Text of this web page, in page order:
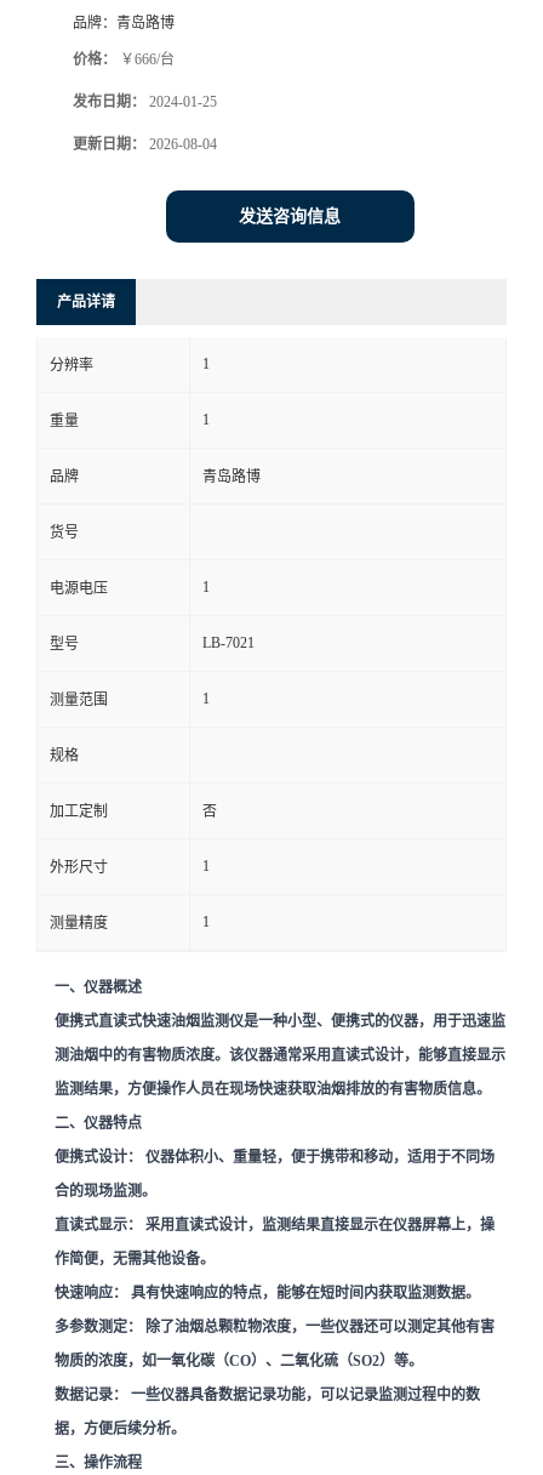
系
方
式
在
线
品牌： 青岛路博
价格： ￥666/台
发布日期： 2024-01-25
更新日期： 2026-08-04
发送咨询信息
产品详请
分辨率 1
重量 1
品牌 青岛路博
货号
电源电压 1
型号 LB-7021
测量范围 1
规格
加工定制 否
外形尺寸 1
测量精度 1
一、仪器概述
便携式直读式快速油烟监测仪是一种小型、便携式的仪器，用于迅速监
测油烟中的有害物质浓度。该仪器通常采用直读式设计，能够直接显示
监测结果，方便操作人员在现场快速获取油烟排放的有害物质信息。
二、仪器特点
便携式设计：
仪器体积小、重量轻，便于携带和移动，适用于不同场
合的现场监测。
直读式显示：
采用直读式设计，监测结果直接显示在仪器屏幕上，操
作简便，无需其他设备。
快速响应：
具有快速响应的特点，能够在短时间内获取监测数据。
多参数测定：
除了油烟总颗粒物浓度，一些仪器还可以测定其他有害
物质的浓度，如一氧化碳（CO）、二氧化硫（SO2）等。
数据记录：
一些仪器具备数据记录功能，可以记录监测过程中的数
据，方便后续分析。
三、操作流程